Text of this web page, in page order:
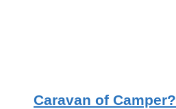
Caravan of Camper?